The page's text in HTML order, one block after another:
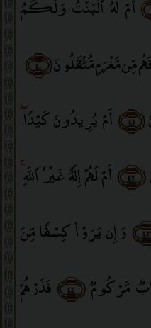
أَمْ لَهُ ٱلْبَنَٰتُ وَلَكُمُ
مِّن مَّغْرَمٍۢ مُّثْقَلُونَ﴿٤٠﴾
﴿٤١﴾ أَمْ يُرِيدُونَ كَيْدًۭاۖ
﴿٤٢﴾ أَمْ لَهُمْ إِلَٰهٌ غَيْرُ ٱللَّهِۚ
وَإِن يَرَوْا۟ كِسْفًۭا مِّنَ
مَّرْكُومٌۭ ﴿٤٤﴾ فَذَرْهُمْ